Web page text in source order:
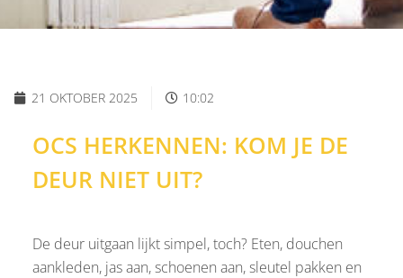
21 OKTOBER 2025 10:02
OCS HERKENNEN: KOM JE DE
DEUR NIET UIT?
De deur uitgaan lijkt simpel, toch? Eten, douchen
aankleden, jas aan, schoenen aan, sleutel pakken en